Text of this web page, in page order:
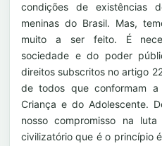
condições de existências
meninas do Brasil. Mas,
muito a ser feito. É
sociedade e do poder
direitos subscritos no artigo
de todos que conformam
Criança e do Adolescente.
nosso compromisso na
civilizatório que é o princípio